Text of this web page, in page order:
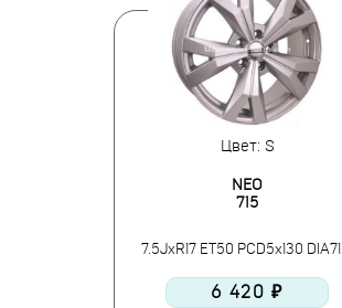
Цвет: S
NEO
715
7.5JxR17 ET50 PCD5x130
6 420 ₽